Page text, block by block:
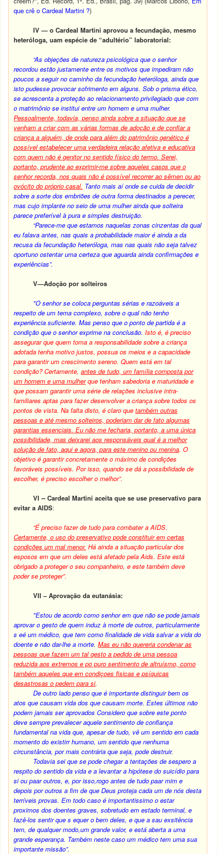
que crê o Cardeal Martini ?)
IV — o Cardeal Martini aprovou a fecundação, mesmo
heteróloga, uam espécie de “adultério” laboratorial:
“As objeções de natureza psicológica que o senhor
recordou estão justamente entre os motivos que impediram não
poucos a seguir no caminho da fecundação heteróloga, ainda que
isto pudesse provocar sofrimento em alguns. Sob o prisma ético,
se acrescenta a proteção ao relacionamento privilegiado que com
o matrimônio se institui entre um homem e uma mulher.
Pessoalmente, todavia, penso ainda sobre a situação que se
venham a criar com as várias formas de adoção e de confiar a
criança a alguém, de onde para além do patrimônio genético é
possível estabelecer uma verdadeira relação afetiva e educativa
com quem não é genitor no sentido físico do termo. Serei,
portanto, prudente ao exprimir-me sobre aqueles casos que o
senhor recorda, nos quais não é possível recorrer ao sêmen ou ao
ovócito do próprio casal. Tanto mais aí onde se cuida de decidir
sobre a sorte dos embriões de outra forma destinados a perecer,
mas cujo implante no seio de uma mulher ainda que solteira
parece preferível à pura e simples destruição.
“Parece-me que estamos naquelas zonas cinzentas da qual
eu falava antes, nas quais a probabilidade maior é ainda a da
recusa da fecundação heteróloga, mas nas quais não seja talvez
oportuno ostentar uma certeza que aguarda ainda confirmações e
experiências”.
V—Adoção por solteiros
"O senhor se coloca perguntas sérias e razoáveis a
respeito de um tema complexo, sobre o qual não tenho
experiência suficiente. Mas penso que o ponto de partida é a
condição que o senhor exprime na conclusão. Isto é, é preciso
assegurar que quem toma a responsabilidade sobre a criança
adotada tenha motivo justos, possua os meios e a capacidade
para garantir um crescimento sereno. Quem está em tal
condição? Certamente,antes de tudo, um família composta por
um homem e uma mulherque tenham sabedoria e maturidade e
que possam garantir uma série de relações inclusive intra-
familiares aptas para fazer desenvolver a criança sobre todos os
pontos de vista. Na falta disto, é claro quetambém outras
pessoas e até mesmo solteiros, poderiam dar de fato algumas
garantias essenciais. Eu não me fecharia, portanto, a uma única
possibilidade, mas deixarei aos responsáveis qual é a melhor
solução de fato, aqui e agora, para este menino ou menina. O
objetivo é garantir concretamente o máximo de condições
favoráveis possíveis. Por isso, quando se dá a possibilidade de
escolher, é preciso escolher o melhor”.
VI -- Cardeal Martini aceita que se use preservativo para
evitar a AIDS:
“É preciso fazer de tudo para combater a AIDS.
Certamente, o uso do preservativo pode constituir em certas
condições um mal menor. Há ainda a situação particular dos
esposos em que um deles está afetado pela Aids. Este está
obrigado a proteger o seu companheiro, e este também deve
poder se proteger”.
VII – Aprovação da eutanásia:
"Estou de acordo como senhor em que não se pode jamais
aprovar o gesto de quem induz à morte de outros, particularmente
s eé um médico, que tem como finalidade de vida salvar a vida do
doente e não dar-lhe a morte.Mas eu não quereria condenar as
pessoas que fazem um tal gesto a pedido de uma pessoa
reduzida aos extremos e po puro sentimento de altruísmo, como
também aqueles que em condiçoes fisicas e psíquicas
desastrosas o pedem para si.
De outro lado penso que é importante distinguir bem os
atos que causam vida dos que causam morte. Estes últimos não
podem jamais ser aprovados Considero que sobre este ponto
deve sempre prevalecer aquele sentimento de confiança
fundamental na vida que, apesar de tudo, vê um sentido em cada
momento do existirr humano, um sentido que nenhuma
circunstância, por mais contrária que seja, pode destruir.
Todavia sei que se pode chegar a tentações de sespero a
respito do sentido da vida e a levantar a hipótese do suicídio para
si ou paar outros, e, por isso,rogo antes de tudo paar mim e
depois por outros a fim de que Deus proteja cada um de nós desta
terríveis provas. Em todo caso é importantissimo o estar
proximos dos doentes graves, sobretudo em estado terminal, e
fazê-los sentir que s equer o bem deles, e que a sau exsitência
tem, de qualquer modo,um grande valor, e está aberta a uma
grande esperança. Também neste caso um médico tem uma sua
importante missão”.